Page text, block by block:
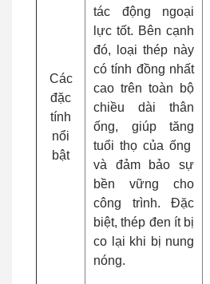
Các
đặc
tính
nổi
bật
tác động ngoại
lực tốt. Bên cạnh
đó, loại thép này
có tính đồng nhất
cao trên toàn bộ
chiều dài thân
ống, giúp tăng
tuổi thọ của ống
và đảm bảo sự
bền vững cho
công trình. Đặc
biệt, thép đen ít bị
co lại khi bị nung
nóng.